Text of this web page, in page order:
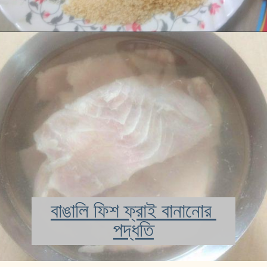
বাঙালি ফিশ ফ্রাই বানানোর
পদ্ধতি